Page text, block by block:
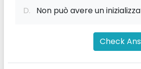
D. Non può avere un
Check